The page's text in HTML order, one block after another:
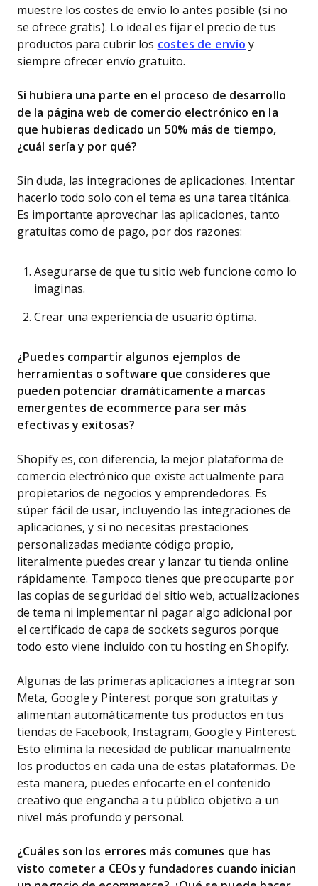
muestre los costes de envío lo antes posible (si no
se ofrece gratis). Lo ideal es fijar el precio de tus
productos para cubrir los costes de envío y
siempre ofrecer envío gratuito.
Si hubiera una parte en el proceso de desarrollo
de la página web de comercio electrónico en la
que hubieras dedicado un 50% más de tiempo,
¿cuál sería y por qué?
Sin duda, las integraciones de aplicaciones. Intentar
hacerlo todo solo con el tema es una tarea titánica.
Es importante aprovechar las aplicaciones, tanto
gratuitas como de pago, por dos razones:
Asegurarse de que tu sitio web funcione como lo
imaginas.
Crear una experiencia de usuario óptima.
¿Puedes compartir algunos ejemplos de
herramientas o software que consideres que
pueden potenciar dramáticamente a marcas
emergentes de ecommerce para ser más
efectivas y exitosas?
Shopify es, con diferencia, la mejor plataforma de
comercio electrónico que existe actualmente para
propietarios de negocios y emprendedores. Es
súper fácil de usar, incluyendo las integraciones de
aplicaciones, y si no necesitas prestaciones
personalizadas mediante código propio,
literalmente puedes crear y lanzar tu tienda online
rápidamente. Tampoco tienes que preocuparte por
las copias de seguridad del sitio web, actualizaciones
de tema ni implementar ni pagar algo adicional por
el certificado de capa de sockets seguros porque
todo esto viene incluido con tu hosting en Shopify.
Algunas de las primeras aplicaciones a integrar son
Meta, Google y Pinterest porque son gratuitas y
alimentan automáticamente tus productos en tus
tiendas de Facebook, Instagram, Google y Pinterest.
Esto elimina la necesidad de publicar manualmente
los productos en cada una de estas plataformas. De
esta manera, puedes enfocarte en el contenido
creativo que engancha a tu público objetivo a un
nivel más profundo y personal.
¿Cuáles son los errores más comunes que has
visto cometer a CEOs y fundadores cuando inician